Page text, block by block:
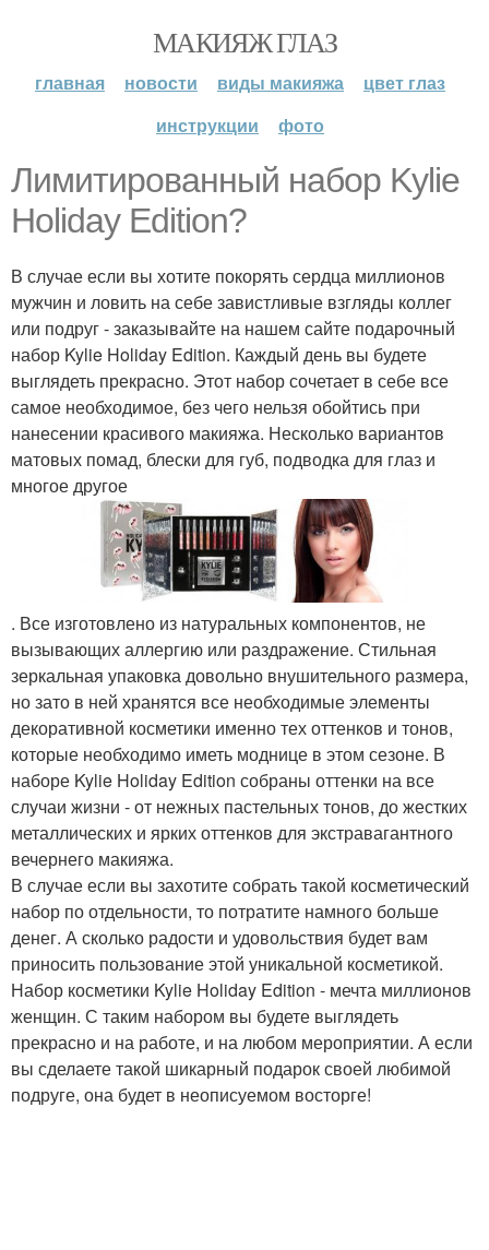
МАКИЯЖ ГЛАЗ
главная новости виды макияжа
цвет глаз
инструкции
фото
Лимитированный набор Kylie
Holiday Edition?
В случае если вы хотите покорять сердца миллионов
мужчин и ловить на себе завистливые взгляды коллег
или подруг - заказывайте на нашем сайте подарочный
набор Kylie Holiday Edition. Каждый день вы будете
выглядеть прекрасно. Этот набор сочетает в себе все
самое необходимое, без чего нельзя обойтись при
нанесении красивого макияжа. Несколько вариантов
матовых помад, блески для губ, подводка для глаз и
многое другое
. Все изготовлено из натуральных компонентов, не
вызывающих аллергию или раздражение. Стильная
зеркальная упаковка довольно внушительного размера,
но зато в ней хранятся все необходимые элементы
декоративной косметики именно тех оттенков и тонов,
которые необходимо иметь моднице в этом сезоне. В
наборе Kylie Holiday Edition собраны оттенки на все
случаи жизни - от нежных пастельных тонов, до жестких
металлических и ярких оттенков для экстравагантного
вечернего макияжа.
В случае если вы захотите собрать такой косметический
набор по отдельности, то потратите намного больше
денег. А сколько радости и удовольствия будет вам
приносить пользование этой уникальной косметикой.
Набор косметики Kylie Holiday Edition - мечта миллионов
женщин. С таким набором вы будете выглядеть
прекрасно и на работе, и на любом мероприятии. А если
вы сделаете такой шикарный подарок своей любимой
подруге, она будет в неописуемом восторге!